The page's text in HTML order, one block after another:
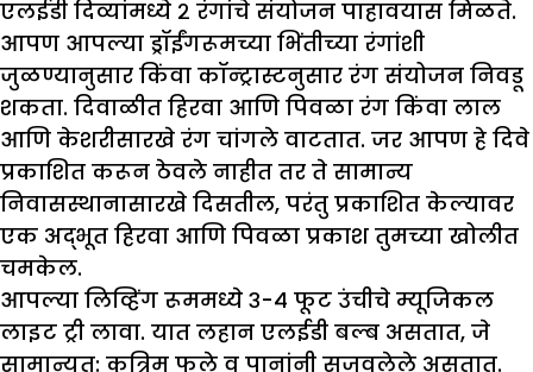
एलईडी दिव्यांमध्ये २ रंगांचे संयोजन पाहावयास मिळते.
आपण आपल्या ड्रॉईंगरूमच्या भिंतीच्या रंगांशी
जुळण्यानुसार किंवा कॉन्ट्रास्टनुसार रंग संयोजन निवडू
शकता. दिवाळीत हिरवा आणि पिवळा रंग किंवा लाल
आणि केशरीसारखे रंग चांगले वाटतात. जर आपण हे दिवे
प्रकाशित करून ठेवले नाहीत तर ते सामान्य
निवासस्थानासारखे दिसतील, परंतु प्रकाशित केल्यावर
एक अद्भूत हिरवा आणि पिवळा प्रकाश तुमच्या खोलीत
चमकेल.
आपल्या लिव्हिंग रूममध्ये ३-४ फूट उंचीचे म्यूजिकल
लाइट ट्री लावा. यात लहान एलईडी बल्ब असतात, जे
सामान्यत: कृत्रिम फुले व पानांनी सजवलेले असतात.